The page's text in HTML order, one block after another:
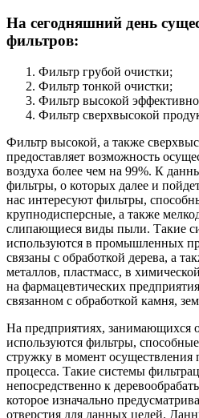
На сегодняшний день
фильтров:
Фильтр грубой очистки;
Фильтр тонкой очистки;
Фильтр высокой
Фильтр сверхвысокой
Фильтр высокой, а также
предоставляет возможность
воздуха более чем на 99%. К
фильтры, о которых далее и
нас интересуют фильтры,
крупнодисперсные, а также
слипающиеся виды пыли. Такие
используются в промышленных
связаны с обработкой дерева, а
металлов, пластмасс, в
на фармацевтических
связанном с обработкой камня,
На предприятиях, занимающихся
используются фильтры,
стружку в момент осуществления
процесса. Такие системы
непосредственно к
которое изначально
отверстия для данных целей.